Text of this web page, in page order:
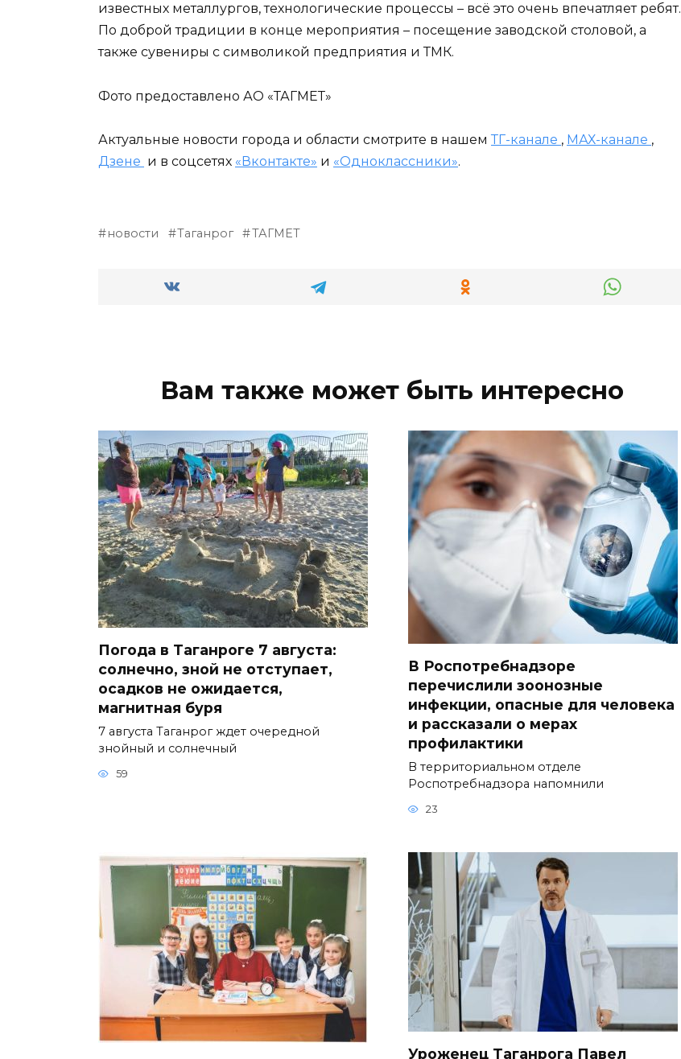
известных металлургов, технологические процессы – всё это очень впечатляет ребят.
По доброй традиции в конце мероприятия – посещение заводской столовой, а
также сувениры с символикой предприятия и ТМК.
Фото предоставлено АО «ТАГМЕТ»
Актуальные новости города и области смотрите в нашем ТГ-канале , МАХ-канале ,
Дзене и в соцсетях «Вконтакте» и «Одноклассники».
новости Таганрог ТАГМЕТ
Вам также может быть интересно
Погода в Таганроге 7 августа:
солнечно, зной не отступает,
осадков не ожидается,
магнитная буря
7 августа Таганрог ждет очередной
знойный и солнечный
59
В Роспотребнадзоре
перечислили зоонозные
инфекции, опасные для человека
и рассказали о мерах
профилактики
В территориальном отделе
Роспотребнадзора напомнили
23
Уроженец Таганрога Павел